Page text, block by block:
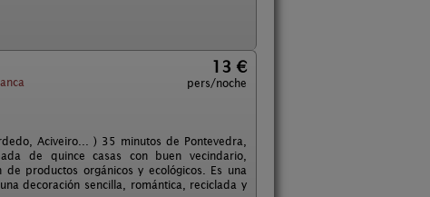
13 €
pers/noche
Aciveiro... ) 35 minutos de Pontevedra,
de quince casas con buen vecindario,
productos orgánicos y ecológicos. Es una
decoración sencilla, romántica, reciclada y